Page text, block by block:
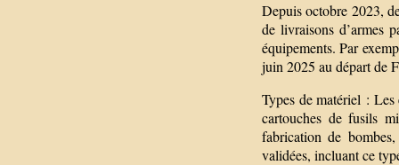
Depuis octobre 2023,
de livraisons d’armes
équipements. Par
juin 2025 au départ de
Types de matériel :
cartouches de fusils
fabrication de
validées, incluant ce